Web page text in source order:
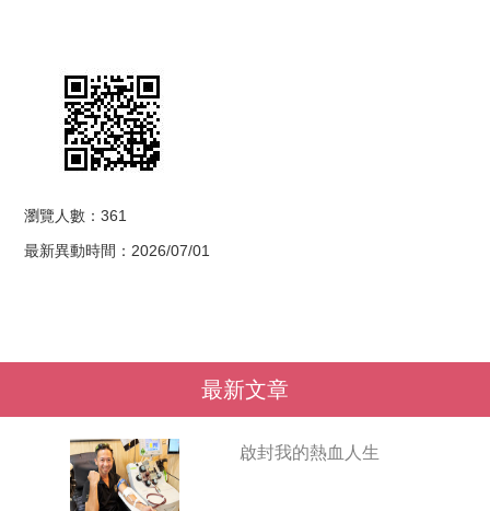
瀏覽人數：361
最新異動時間：2026/07/01
最新文章
啟封我的熱血人生